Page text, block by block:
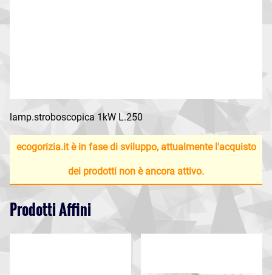
lamp.stroboscopica 1kW L.250
ecogorizia.it è in fase di sviluppo, attualmente l'acquisto
dei prodotti non è ancora attivo.
Prodotti Affini